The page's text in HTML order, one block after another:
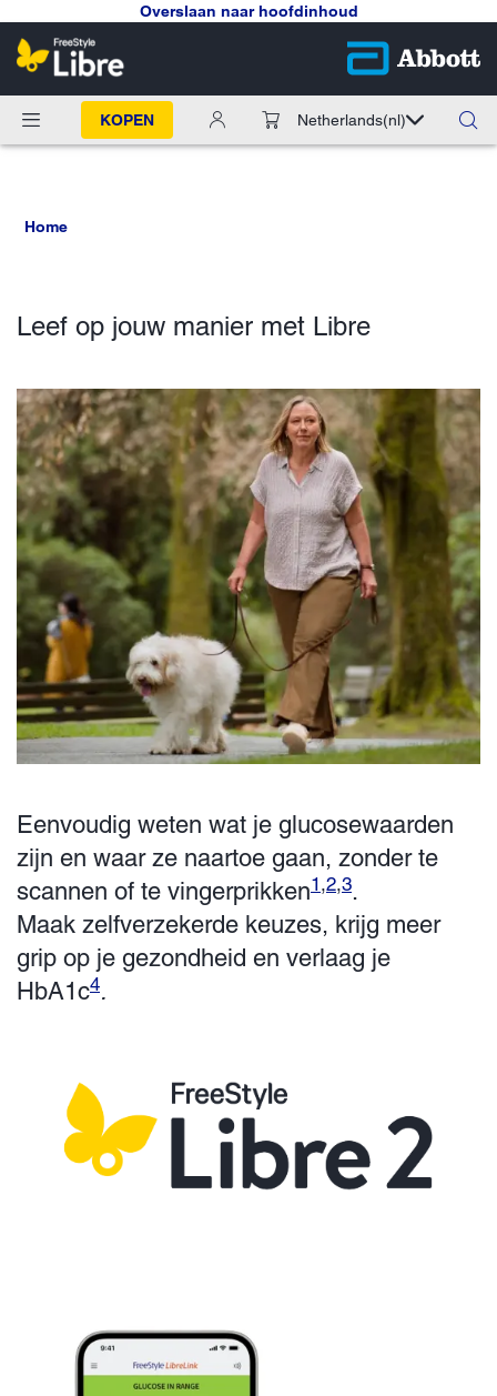
Overslaan naar hoofdinhoud
KOPEN Netherlands(nl)
Home
Leef op jouw manier met Libre
Eenvoudig weten wat je glucosewaarden
zijn en waar ze naartoe gaan, zonder te
scannen of te vingerprikken1,2,3.
Maak zelfverzekerde keuzes, krijg meer
grip op je gezondheid en verlaag je
HbA1c4.